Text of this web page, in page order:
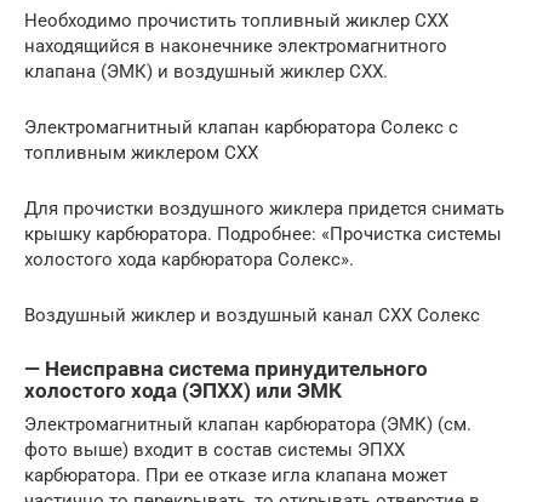
Необходимо прочистить топливный жиклер СХХ
находящийся в наконечнике электромагнитного
клапана (ЭМК) и воздушный жиклер СХХ.
Электромагнитный клапан карбюратора Солекс с
топливным жиклером СХХ
Для прочистки воздушного жиклера придется снимать
крышку карбюратора. Подробнее: «Прочистка системы
холостого хода карбюратора Солекс».
Воздушный жиклер и воздушный канал СХХ Солекс
— Неисправна система принудительного
холостого хода (ЭПХХ) или ЭМК
Электромагнитный клапан карбюратора (ЭМК) (см.
фото выше) входит в состав системы ЭПХХ
карбюратора. При ее отказе игла клапана может